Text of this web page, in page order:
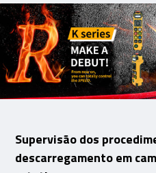
Supervisão dos
descarregamento em